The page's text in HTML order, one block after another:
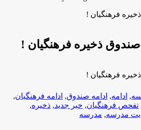
فرهنگیان !
ذخیره فرهنگیان !
فرهنگیان !
, ادامه, ادامه صندوق, ادامه فرهنگیان,
تفحص فرهنگیان, خبر جدید, ذخیره,
مدرسه, مدرسه